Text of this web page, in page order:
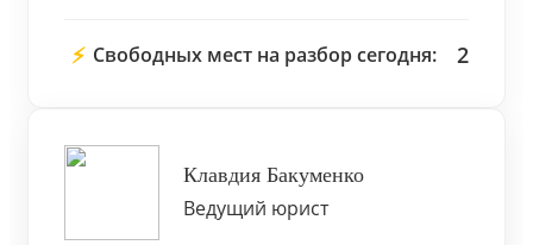
⚡ Свободных мест на разбор сегодня: 2
Клавдия Бакуменко
Ведущий юрист